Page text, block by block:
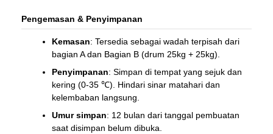
Pengemasan & Penyimpanan
Kemasan: Tersedia sebagai wadah terpisah dari
bagian A dan Bagian B (drum 25kg + 25kg).
Penyimpanan: Simpan di tempat yang sejuk dan
kering (0-35 ℃). Hindari sinar matahari dan
kelembaban langsung.
Umur simpan: 12 bulan dari tanggal pembuatan
saat disimpan belum dibuka.